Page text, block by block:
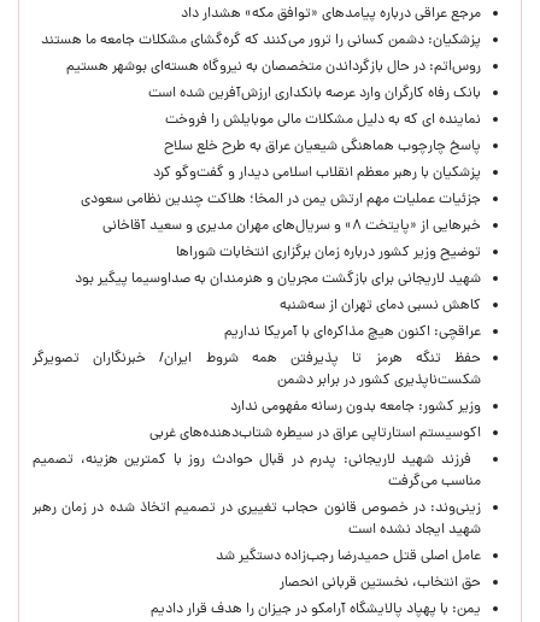
مرجع عراقی درباره پیامدهای «توافق مکه» هشدار داد
پزشکیان: دشمن کسانی را ترور می‌کنند که گره‌گشای مشکلات جامعه ما هستند
روس‌اتم: در حال بازگرداندن متخصصان به نیروگاه هسته‌ای بوشهر هستیم
بانک رفاه کارگران وارد عرصه بانکداری ارزش‌آفرین شده است
نماینده ای که به دلیل مشکلات مالی موبایلش را فروخت
پاسخ چارچوب هماهنگی شیعیان عراق به طرح خلع سلاح
پزشکیان با رهبر معظم انقلاب اسلامی دیدار و گفت‌وگو کرد
جزئیات عملیات مهم ارتش یمن در المخا؛ هلاکت چندین نظامی سعودی
خبرهایی از «پایتخت ۸» و سریال‌های مهران مدیری و سعید آقاخانی
توضیح وزیر کشور درباره زمان برگزاری انتخابات شوراها
شهید لاریجانی برای بازگشت مجریان و هنرمندان به صداوسیما پیگیر بود
کاهش نسبی دمای تهران از سه‌شنبه
عراقچی: اکنون هیچ مذاکره‌ای با آمریکا نداریم
حفظ تنگه هرمز تا پذیرفتن همه شروط ایران/ خبرنگاران تصویرگر
شکست‌ناپذیری کشور در برابر دشمن
وزیر کشور: جامعه بدون رسانه مفهومی ندارد
اکوسیستم استارتاپی عراق در سیطره شتاب‌دهنده‌‌های غربی
فرزند شهید لاریجانی: پدرم در قبال حوادث روز با کمترین هزینه، تصمیم
مناسب می‌گرفت
زینی‌وند: در خصوص قانون حجاب تغییری در تصمیم اتخاذ شده در زمان رهبر
شهید ایجاد نشده است
عامل اصلی قتل حمیدرضا رجب‌زاده دستگیر شد
حق انتخاب، نخستین قربانی انحصار
یمن: با پهپاد پالایشگاه آرامکو در جیزان را هدف قرار دادیم